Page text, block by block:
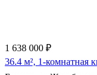
1 638 000 ₽
36.4 м², 1-комнатная